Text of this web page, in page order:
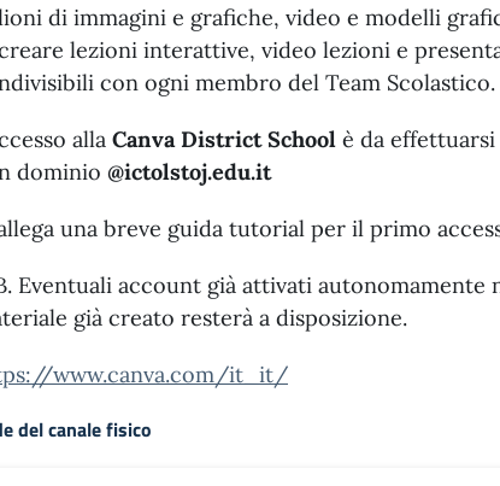
di immagini e grafiche, video e modelli
lezioni interattive, video lezioni e
con ogni membro del Team Scolastico.
alla Canva District School è da
dominio @ictolstoj.edu.it
una breve guida tutorial per il primo
Eventuali account già attivati
già creato resterà a disposizione.
www.canva.com/it_it/
del canale fisico